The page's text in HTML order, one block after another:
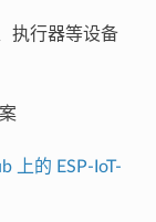
执行器等设备
上的 ESP-IoT-